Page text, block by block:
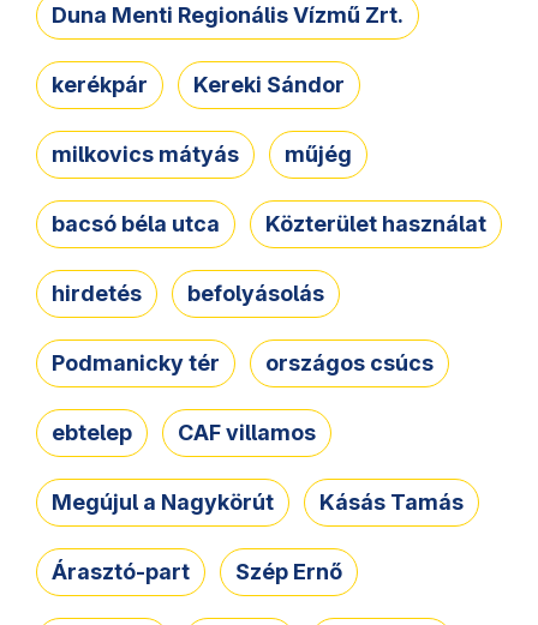
Duna Menti Regionális Vízmű Zrt.
kerékpár Kereki Sándor
milkovics mátyás műjég
bacsó béla utca Közterület használat
hirdetés befolyásolás
Podmanicky tér országos csúcs
ebtelep CAF villamos
Megújul a Nagykörút Kásás Tamás
Árasztó-part Szép Ernő